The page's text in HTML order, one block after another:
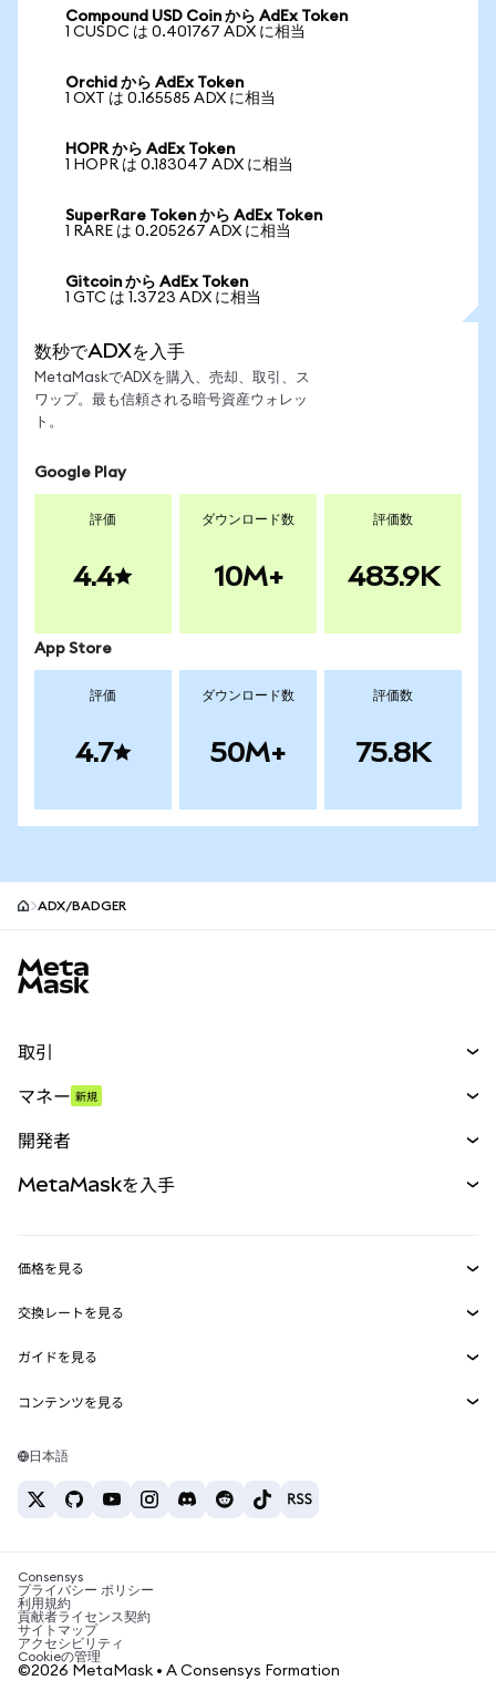
Compound USD Coin から AdEx Token
1 CUSDC は 0.401767 ADX に相当
Orchid から AdEx Token
1 OXT は 0.165585 ADX に相当
HOPR から AdEx Token
1 HOPR は 0.183047 ADX に相当
SuperRare Token から AdEx Token
1 RARE は 0.205267 ADX に相当
Gitcoin から AdEx Token
1 GTC は 1.3723 ADX に相当
数秒でADXを入手
MetaMaskでADXを購入、売却、取引、ス
ワップ。最も信頼される暗号資産ウォレッ
ト。
Google Play
評価
4.4
ダウンロード数
10M+
評価数
483.9K
App Store
評価
4.7
ダウンロード数
50M+
評価数
75.8K
ADX/BADGER
取引
パーペチュアル
RWA
マネー 新規
開発者
MetaMask Connect
Snaps
Web3サービス
MetaMaskを入手
セキュリティ
サポート
キャリア
お問い合わせ
価格を見る
イーサリアムの価格
Solanaの価格
Tetherの価格
交換レートを見る
ETH→USD
USDT→INR
BTC→INR
ETH→USDT
ガイドを見る
ETHの購入
USDTの購入
SHIBの購入
BNBの購入
コンテンツを見る
Solanaウォレット
税制関連ニュース
暗号資産の購入方法は？
ビットコインを売るには？
日本語
Consensys
プライバシー ポリシー
利用規約
貢献者ライセンス契約
サイトマップ
アクセシビリティ
Cookieの管理
©2026 MetaMask • A Consensys Formation